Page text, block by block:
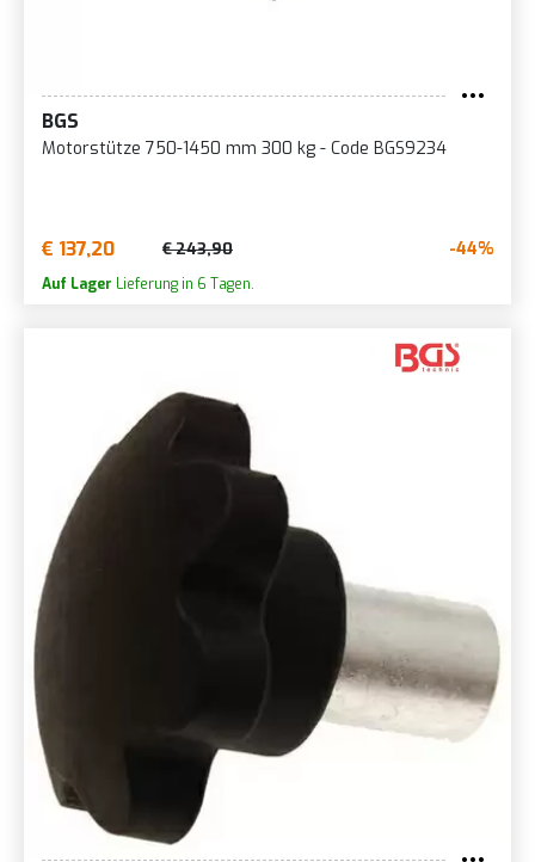
BGS
Motorstütze 750-1450 mm 300 kg - Code BGS9234
€ 137,20 € 243,90 -44%
Auf Lager Lieferung in 6 Tagen.